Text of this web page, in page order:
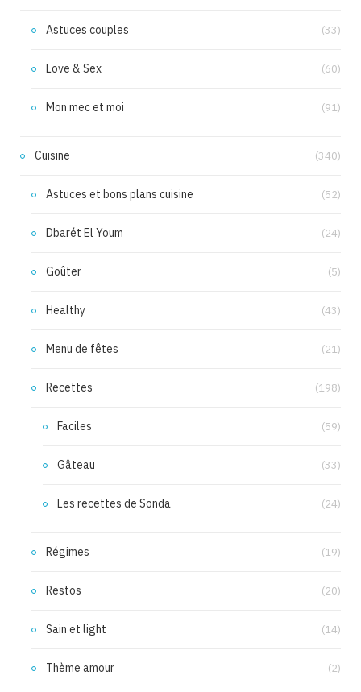
Astuces couples (33)
Love & Sex (60)
Mon mec et moi (91)
Cuisine (340)
Astuces et bons plans cuisine (52)
Dbarét El Youm (24)
Goûter (5)
Healthy (43)
Menu de fêtes (21)
Recettes (198)
Faciles (59)
Gâteau (33)
Les recettes de Sonda (24)
Régimes (19)
Restos (20)
Sain et light (14)
Thème amour (2)